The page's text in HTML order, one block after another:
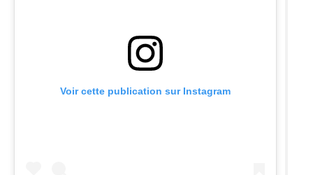
Voir cette publication sur Instagram